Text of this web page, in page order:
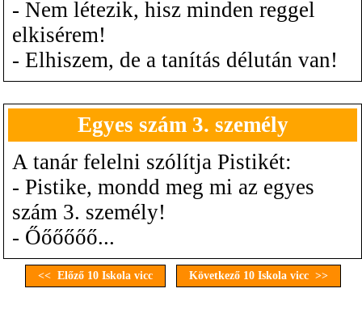
- Nem létezik, hisz minden reggel
elkisérem!
- Elhiszem, de a tanítás délután van!
Egyes szám 3. személy
A tanár felelni szólítja Pistikét:
- Pistike, mondd meg mi az egyes
szám 3. személy!
- Őőőőőő...
<< Előző 10 Iskola vicc Következő 10 Iskola vicc >>